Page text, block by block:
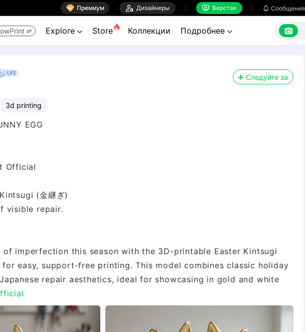
 Премиум  Дизайнеры  Верстак  Сообщения
 Explore  Store Коллекции Подробнее  
Следуйте за
3d printing
EGG
Official
(金継ぎ)
visible repair.
of imperfection this season with the 3D-printable Easter Kintsugi
for easy, support-free printing. This model combines classic holiday
repair aesthetics, ideal for showcasing in gold and white